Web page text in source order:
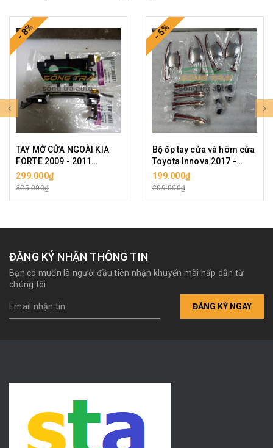
- 8%
TAY MỞ CỬA NGOÀI KIA
FORTE 2009 - 2011
KHÔNG ĐIỆN. TAY MỞ
CỬA TRONG KIA FORTE
299.000₫
325.000₫
- 5%
Bộ ốp tay cửa và hõm cửa
Toyota Innova 2017 -
2022
199.000₫
209.000₫
ĐĂNG KÝ NHẬN THÔNG TIN
Bạn có muốn là người đầu tiên nhận khuyến mãi hấp dẫn từ
chúng tôi
ĐĂNG KÝ NGAY